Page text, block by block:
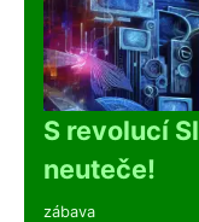
S revolucí
neuteče!
zábava